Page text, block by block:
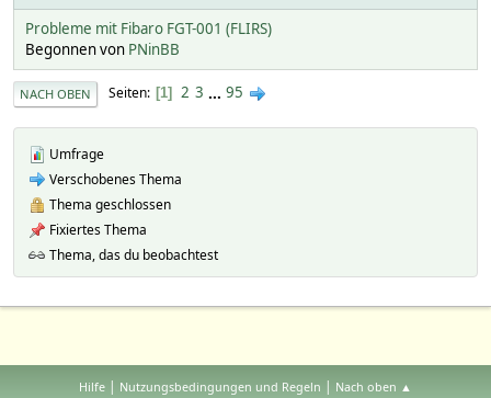
Probleme mit Fibaro FGT-001 (FLIRS)
Begonnen von PNinBB
NACH OBEN Seiten 1 2 3 ... 95
Umfrage
Verschobenes Thema
Thema geschlossen
Fixiertes Thema
Thema, das du beobachtest
Hilfe | Nutzungsbedingungen und Regeln | Nach oben ▲